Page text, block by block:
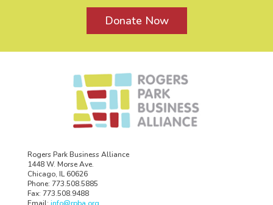
Donate Now
Rogers Park Business Alliance
1448 W. Morse Ave.
Chicago, IL 60626
Phone: 773.508.5885
Fax: 773.508.9488